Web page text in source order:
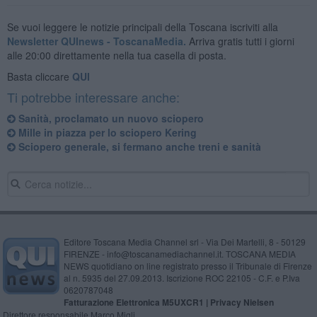
Se vuoi leggere le notizie principali della Toscana iscriviti alla
Newsletter QUInews - ToscanaMedia. Arriva gratis tutti i giorni
alle 20:00 direttamente nella tua casella di posta.
Basta cliccare QUI
Ti potrebbe interessare anche:
Sanità, proclamato un nuovo sciopero
Mille in piazza per lo sciopero Kering
Sciopero generale, si fermano anche treni e sanità
Editore Toscana Media Channel srl - Via Dei Martelli, 8 - 50129
FIRENZE - info@toscanamediachannel.it. TOSCANA MEDIA
NEWS quotidiano on line registrato presso il Tribunale di Firenze
al n. 5935 del 27.09.2013. Iscrizione ROC 22105 - C.F. e P.Iva
0620787048
Fatturazione Elettronica M5UXCR1 | Privacy Nielsen
Direttore responsabile Marco Migli